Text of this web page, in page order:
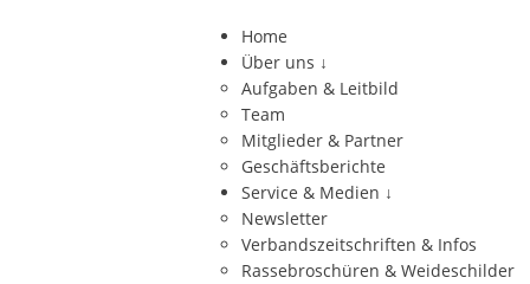
Home
Über uns ↓
Aufgaben & Leitbild
Team
Mitglieder & Partner
Geschäftsberichte
Service & Medien ↓
Newsletter
Verbandszeitschriften & Infos
Rassebroschüren & Weideschilder